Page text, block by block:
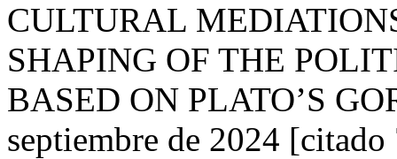
CULTURAL
SHAPING OF THE
BASED ON PLATO’S
septiembre de 2024